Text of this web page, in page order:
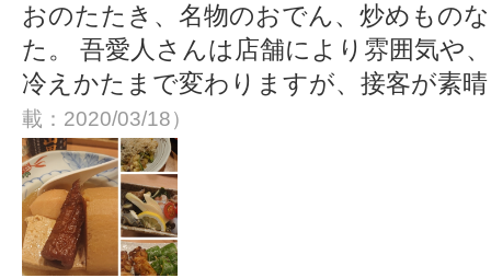
おのたたき、名物のおでん、炒めもの
た。 吾愛人さんは店舗により雰囲気や
冷えかたまで変わりますが、接客が素
載：2020/03/18）